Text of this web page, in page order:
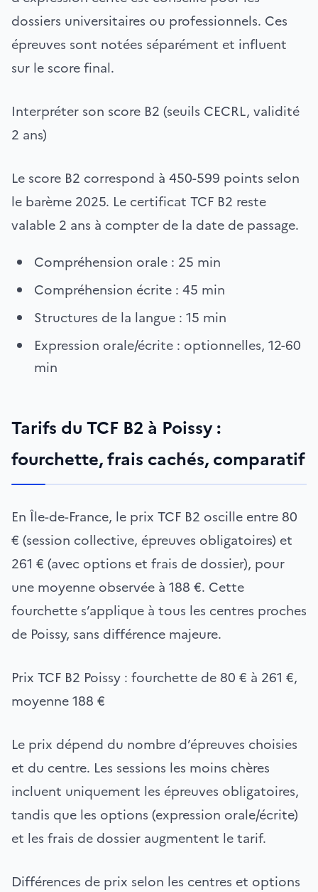
dossiers universitaires ou professionnels. Ces
épreuves sont notées séparément et influent
sur le score final.
Interpréter son score B2 (seuils CECRL, validité
2 ans)
Le score B2 correspond à 450-599 points selon
le barème 2025. Le certificat TCF B2 reste
valable 2 ans à compter de la date de passage.
Compréhension orale : 25 min
Compréhension écrite : 45 min
Structures de la langue : 15 min
Expression orale/écrite : optionnelles, 12-60
min
Tarifs du TCF B2 à Poissy :
fourchette, frais cachés, comparatif
En Île-de-France, le prix TCF B2 oscille entre 80
€ (session collective, épreuves obligatoires) et
261 € (avec options et frais de dossier), pour
une moyenne observée à 188 €. Cette
fourchette s’applique à tous les centres proches
de Poissy, sans différence majeure.
Prix TCF B2 Poissy : fourchette de 80 € à 261 €,
moyenne 188 €
Le prix dépend du nombre d’épreuves choisies
et du centre. Les sessions les moins chères
incluent uniquement les épreuves obligatoires,
tandis que les options (expression orale/écrite)
et les frais de dossier augmentent le tarif.
Différences de prix selon les centres et options